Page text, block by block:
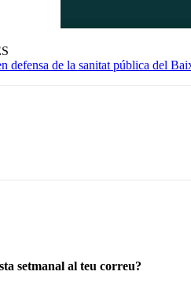
defensa de la sanitat pública del
setmanal al teu correu?